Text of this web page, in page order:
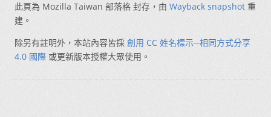
此頁為 Mozilla Taiwan 部落格 封存，由 Wayback snapshot 重
建。
除另有註明外，本站內容皆採 創用 CC 姓名標示─相同方式分享
4.0 國際 或更新版本授權大眾使用。